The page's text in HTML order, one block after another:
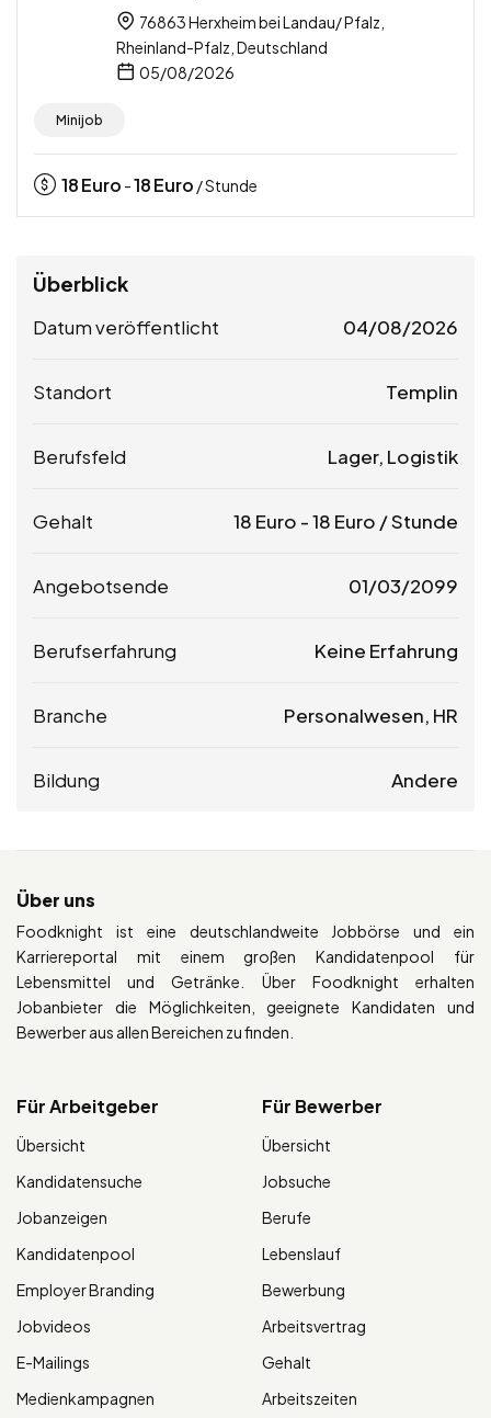
76863 Herxheim bei Landau/ Pfalz,
Rheinland-Pfalz, Deutschland
05/08/2026
Minijob
18Euro -18Euro / Stunde
Überblick
Datum veröffentlicht 04/08/2026
Standort Templin
Berufsfeld Lager, Logistik
Gehalt 18 Euro -18 Euro / Stunde
Angebotsende 01/03/2099
Berufserfahrung Keine Erfahrung
Branche Personalwesen, HR
Bildung Andere
Über uns
Foodknight ist eine deutschlandweite Jobbörse und ein
Karriereportal mit einem großen Kandidatenpool für
Lebensmittel und Getränke. Über Foodknight erhalten
Jobanbieter die Möglichkeiten, geeignete Kandidaten und
Bewerber aus allen Bereichen zu finden.
Für Arbeitgeber
Übersicht
Kandidatensuche
Jobanzeigen
Kandidatenpool
Employer Branding
Jobvideos
E-Mailings
Medienkampagnen
Für Bewerber
Übersicht
Jobsuche
Berufe
Lebenslauf
Bewerbung
Arbeitsvertrag
Gehalt
Arbeitszeiten